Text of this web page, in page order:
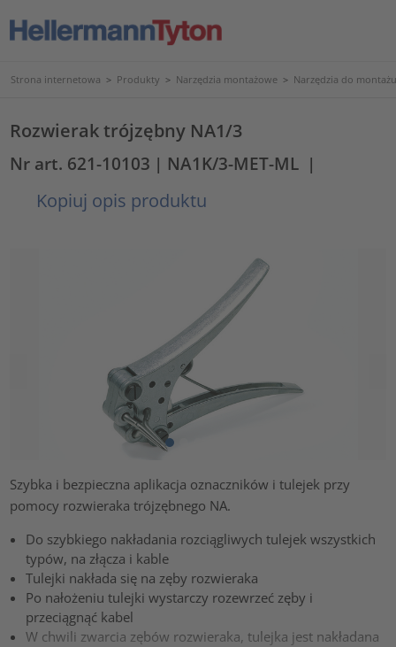
Strona internetowa > Produkty > Narzędzia montażowe > Narzędzia do
Rozwierak trójzębny NA1/3
Nr art. 621-10103 | NA1K/3-MET-ML |
Kopiuj opis produktu
Szybka i bezpieczna aplikacja oznaczników i tulejek przy
pomocy rozwieraka trójzębnego NA.
Do szybkiego nakładania rozciągliwych tulejek wszystkich
typów, na złącza i kable
Tulejki nakłada się na zęby rozwieraka
Po nałożeniu tulejki wystarczy rozewrzeć zęby i
przeciągnąć kabel
W chwili zwarcia zębów rozwieraka, tulejka jest nakładana